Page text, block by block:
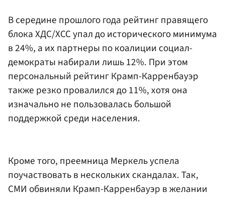
В середине прошлого года рейтинг правящего
блока ХДС/ХСС упал до исторического минимума
в 24%, а их партнеры по коалиции социал-
демократы набирали лишь 12%. При этом
персональный рейтинг Крамп-Карренбауэр
также резко провалился до 11%, хотя она
изначально не пользовалась большой
поддержкой среди населения.
Кроме того, преемница Меркель успела
поучаствовать в нескольких скандалах. Так,
СМИ обвиняли Крамп-Карренбауэр в желании